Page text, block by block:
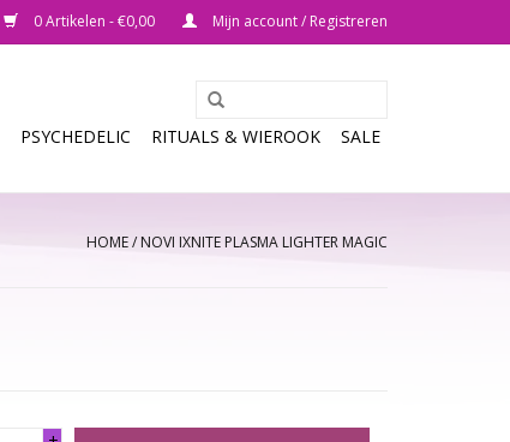
0 Artikelen - €0,00 Mijn account / Registreren
PSYCHEDELIC RITUALS & WIEROOK SALE
HOME/NOVI IXNITE PLASMA LIGHTER MAGIC